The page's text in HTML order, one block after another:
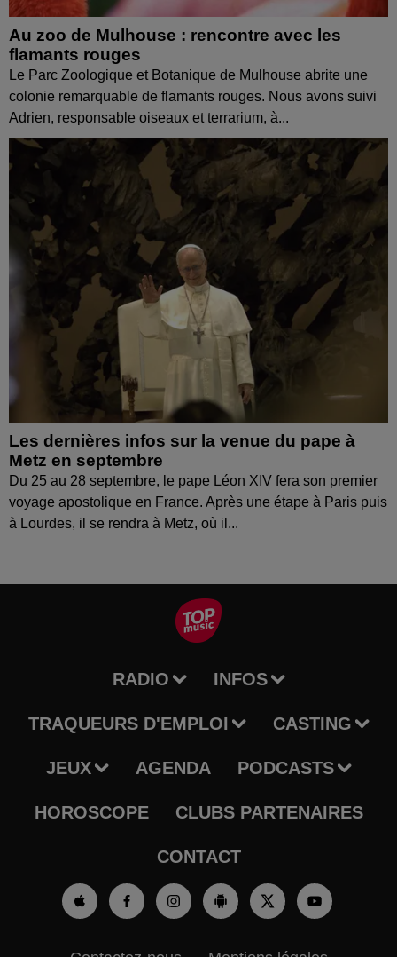
Au zoo de Mulhouse : rencontre avec les
flamants rouges
Le Parc Zoologique et Botanique de Mulhouse abrite une
colonie remarquable de flamants rouges. Nous avons suivi
Adrien, responsable oiseaux et terrarium, à...
Les dernières infos sur la venue du pape à
Metz en septembre
Du 25 au 28 septembre, le pape Léon XIV fera son premier
voyage apostolique en France. Après une étape à Paris puis
à Lourdes, il se rendra à Metz, où il...
RADIO INFOS
TRAQUEURS D'EMPLOI CASTING
JEUX AGENDA PODCASTS
HOROSCOPE CLUBS PARTENAIRES
CONTACT